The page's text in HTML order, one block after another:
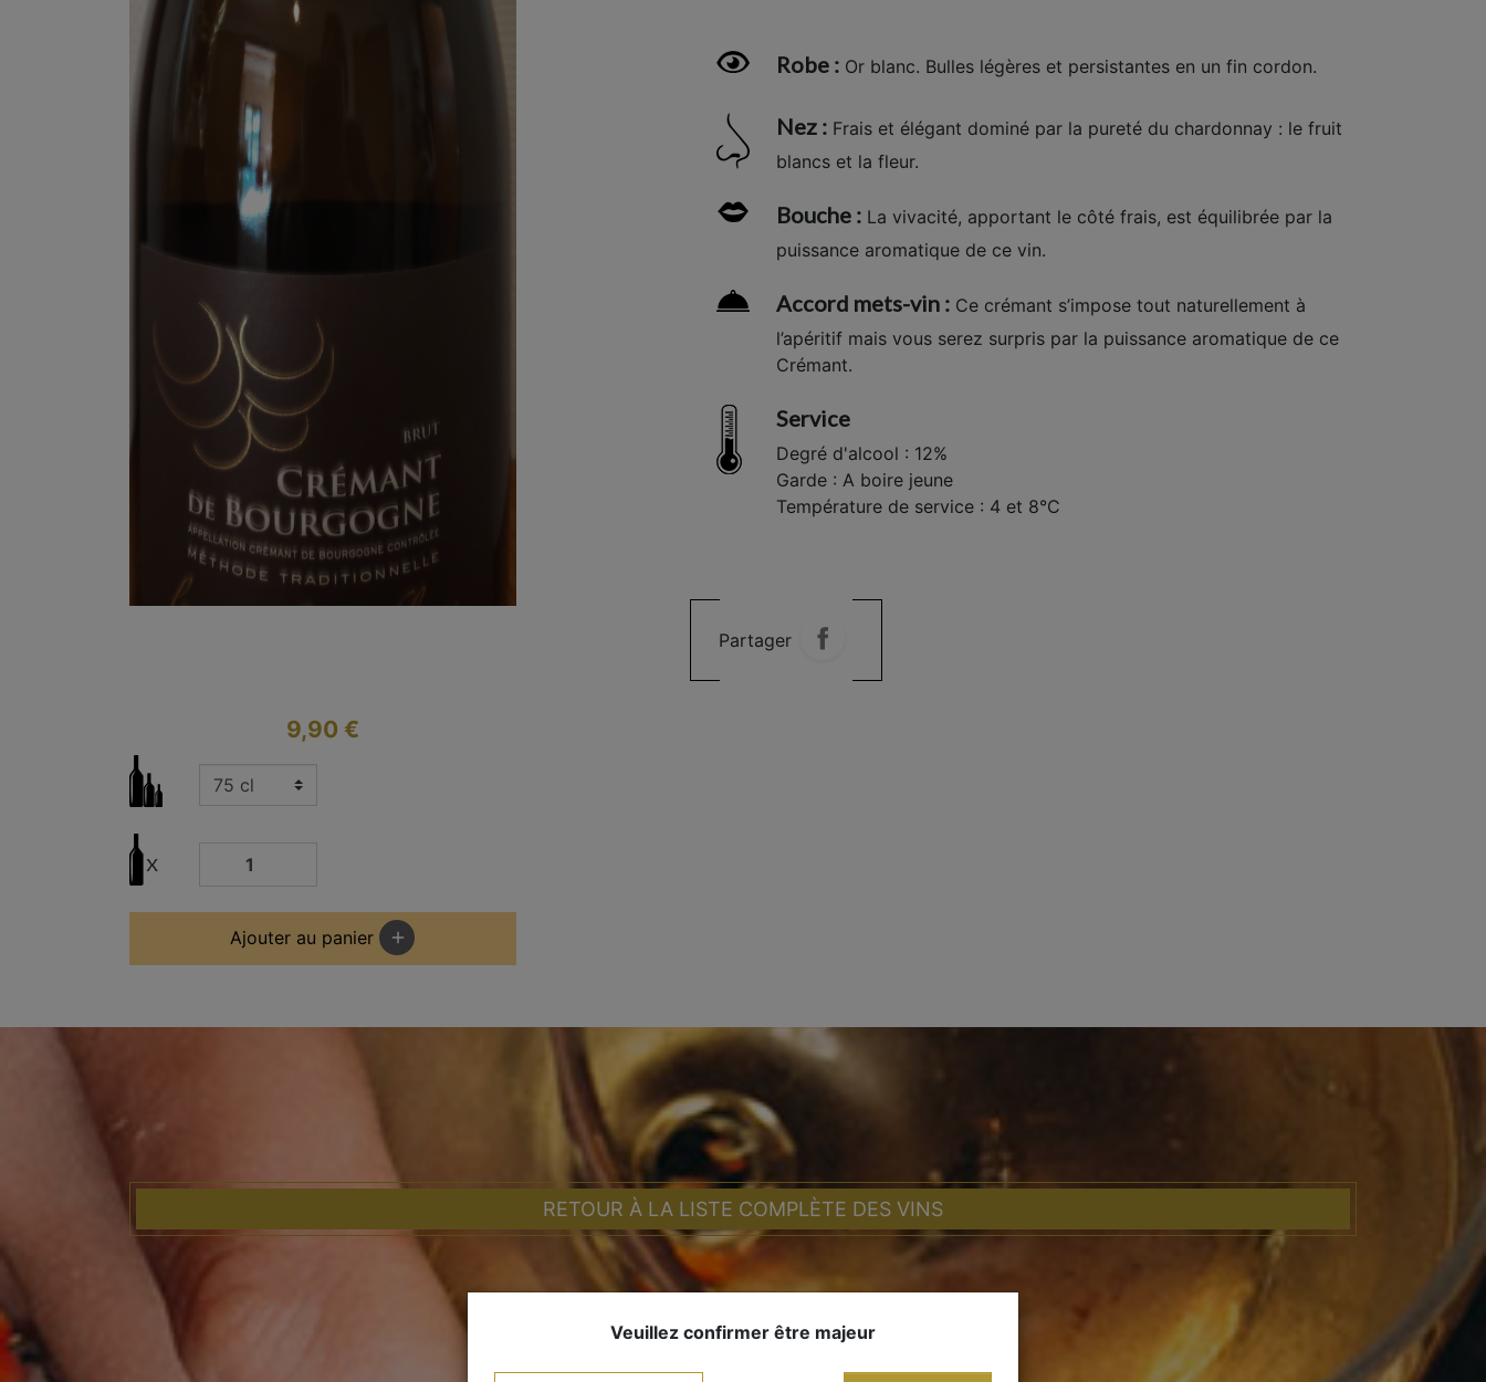
9,90 €
Ajouter au panier add
Robe :Or blanc. Bulles légères et persistantes en un fin cordon.
Nez :Frais et élégant dominé par la pureté du chardonnay : le fruit
blancs et la fleur.
Bouche :La vivacité, apportant le côté frais, est équilibrée par la
puissance aromatique de ce vin.
Accord mets-vin :Ce crémant s’impose tout naturellement à
l’apéritif mais vous serez surpris par la puissance aromatique de ce
Crémant.
Service
Degré d'alcool : 12%
Garde : A boire jeune
Température de service : 4 et 8°C
Partager
RETOUR À LA LISTE COMPLÈTE DES VINS
Veuillez confirmer être majeur